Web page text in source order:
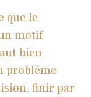
que le
motif
bien
problème
finir par